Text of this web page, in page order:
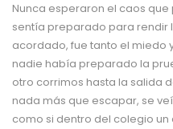
Nunca esperaron el caos
sentía preparado para rendir
acordado, fue tanto el miedo
nadie había preparado la
otro corrimos hasta la salida
nada más que escapar, se
como si dentro del colegio